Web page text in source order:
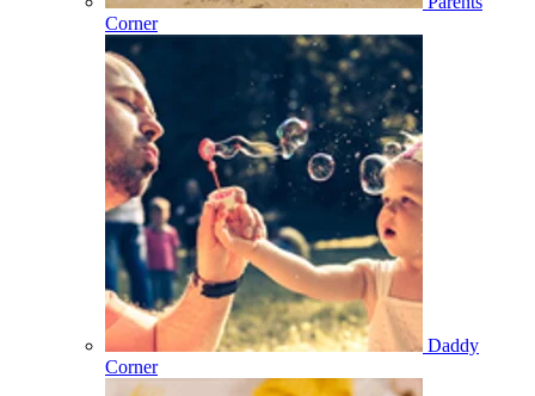
Corner
Daddy
Corner